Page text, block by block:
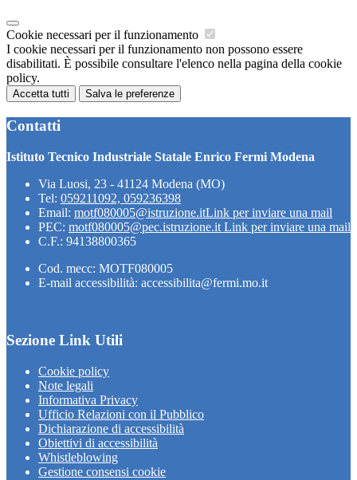
Cookie necessari per il funzionamento
I cookie necessari per il funzionamento non possono essere
disabilitati. È possibile consultare l'elenco nella pagina della cookie
policy.
Accetta tutti Salva le preferenze
Contatti
Istituto Tecnico Industriale Statale Enrico Fermi Modena
Via Luosi, 23 - 41124 Modena (MO)
Tel: 059211092, 059236398
Email: motf080005@istruzione.itLink per inviare una mail
PEC: motf080005@pec.istruzione.it Link per inviare una mail
C.F.: 94138800365
Cod. mecc: MOTF080005
E-mail accessibilità: accessibilita@fermi.mo.it
Sezione Link Utili
Cookie policy
Note legali
Informativa Privacy
Ufficio Relazioni con il Pubblico
Dichiarazione di accessibilità
Obiettivi di accessibilità
Whistleblowing
Gestione consensi cookie